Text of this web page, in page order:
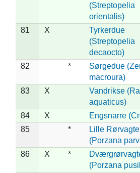
(Streptopelia
orientalis)
81 X
Tyrkerdue
(Streptopelia
decaocto)
82 *
Sørgedue
macroura)
83 X
Vandrikse
aquaticus)
84 X Engsnarre
85
*
Lille Rørvagtel
(Porzana
86 X *
(Porzana